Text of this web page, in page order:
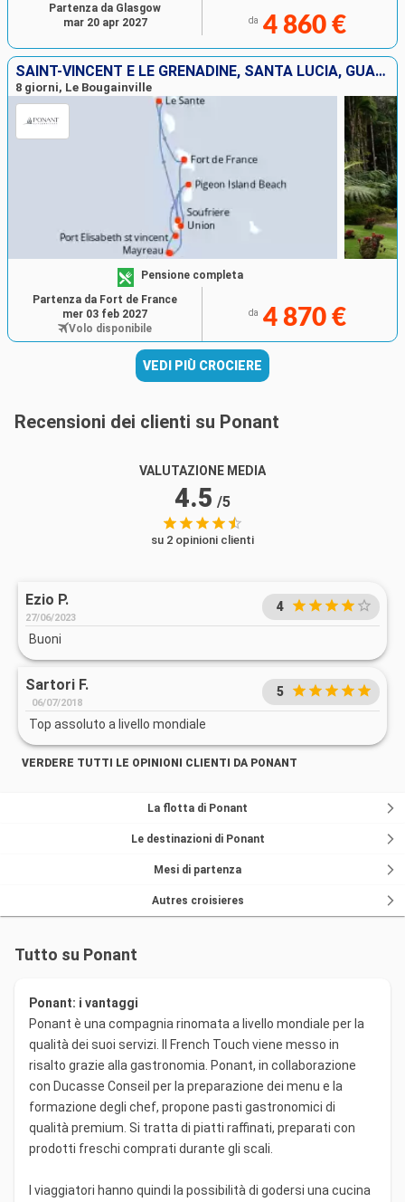
da 4 860 €
Partenza da Glasgow
mar 20 apr 2027
SAINT-VINCENT E LE GRENADINE, SANTA LUCIA, GUADALUPA, MARTINICA
8 giorni, Le Bougainville
Pensione completa
da 4 870 €
Partenza da Fort de France
mer 03 feb 2027
Volo disponibile
VEDI PIÙ CROCIERE
Recensioni dei clienti su Ponant
VALUTAZIONE MEDIA
4.5 /5
su 2 opinioni clienti
Ezio P.
27/06/2023
4
Buoni
Sartori F.
06/07/2018
5
Top assoluto a livello mondiale
VERDERE TUTTI LE OPINIONI CLIENTI DA PONANT
La flotta di Ponant
Le destinazioni di Ponant
Mesi di partenza
Autres croisieres
Tutto su Ponant
Ponant: i vantaggi
Ponant è una compagnia rinomata a livello mondiale per la
qualità dei suoi servizi. Il French Touch viene messo in
risalto grazie alla gastronomia. Ponant, in collaborazione
con Ducasse Conseil per la preparazione dei menu e la
formazione degli chef, propone pasti gastronomici di
qualità premium. Si tratta di piatti raffinati, preparati con
prodotti freschi comprati durante gli scali.
I viaggiatori hanno quindi la possibilità di godersi una cucina